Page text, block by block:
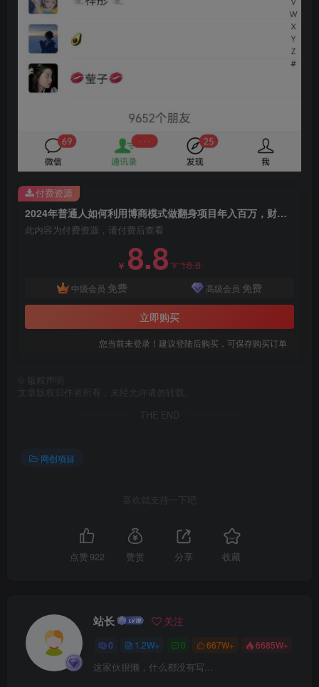
2024年普通人如何利用博商模式做翻身项目年入百万，财富自由
此内容为付费资源，请付费后查看
￥ 8.8￥18.8
中级会员 免费 高级会员 免费
立即购买
您当前未登录！建议登陆后购买，可保存购买订单
付费资源
版权声明
文章版权归作者所有，未经允许请勿转载。
THE END
网创项目
喜欢就支持一下吧
点赞 922 赞赏 分享 收藏
站长 关注
0 1.2W+ 0 667W+ 6685W+
这家伙很懒，什么都没有写...